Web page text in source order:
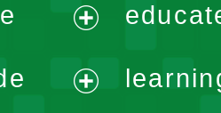
menu
menu